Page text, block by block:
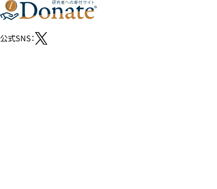
公式SNS：